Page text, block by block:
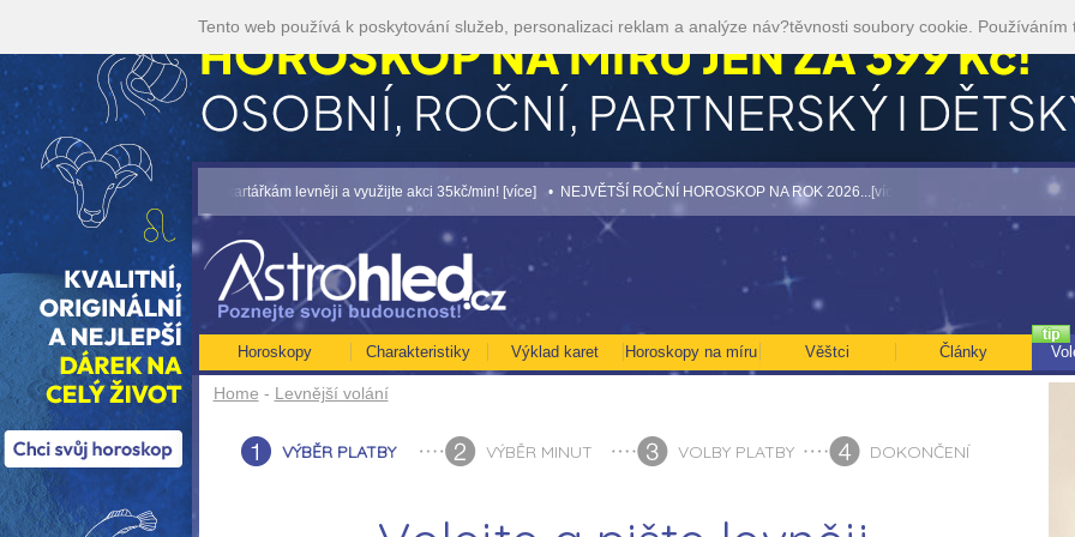
Home - Levnější volání
VÝBĚR PLATBY VÝBĚR MINUT VOLBY PLATBY DOKONČENÍ
Horoskopy Charakteristiky Výklad karet Horoskopy na míru Věštci Články
49,-KČ... [více] • Volejte kartářkám levněji a využijte akci 35kč/min! [více] • NEJVĚTŠÍ ROČNÍ HOROSKOP NA ROK 2026...[více] • TAROT NA SRPEN ZA 49,-
Tento web používá k poskytování služeb, personalizaci reklam a analýze náv?těvnosti soubory cookie. Používáním